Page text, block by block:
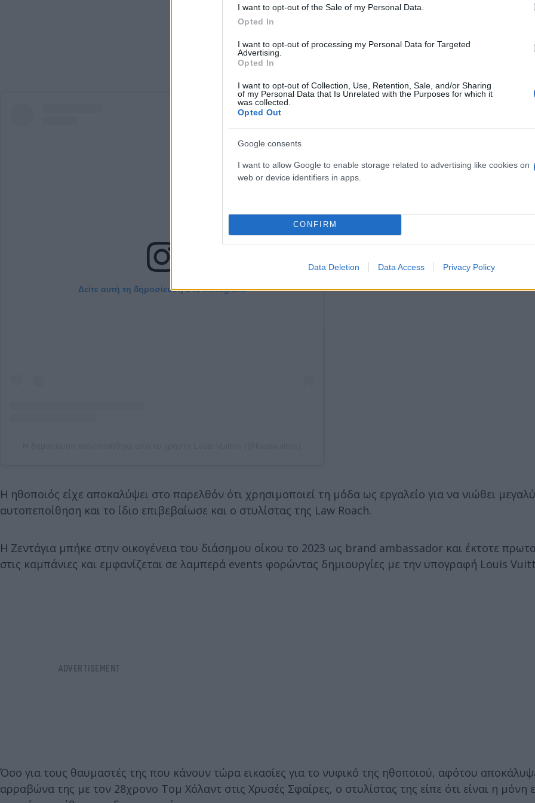
I want to opt-out of the Sale of my Personal Data.
Opted In
I want to opt-out of processing my Personal Data for Targeted
Advertising.
Opted In
I want to opt-out of Collection, Use, Retention, Sale, and/or Sharing
of my Personal Data that Is Unrelated with the Purposes for which it
was collected.
Opted Out
Google consents
I want to allow Google to enable storage related to advertising like cookies on
web or device identifiers in apps.
CONFIRM
Data Deletion Data Access Privacy Policy
Δείτε αυτή τη δημοσίευση στο Instagram.
Η ηθοποιός είχε αποκαλύψει στο παρελθόν ότι χρησιμοποιεί τη μόδα ως εργαλείο για να νιώθει
αυτοπεποίθηση και το ίδιο επιβεβαίωσε και ο στυλίστας της Law Roach.
Η Ζεντάγια μπήκε στην οικογένεια του διάσημου οίκου το 2023 ως brand ambassador και έκτοτε
στις καμπάνιες και εμφανίζεται σε λαμπερά events φορώντας δημιουργίες με την υπογραφή Louis
Όσο για τους θαυμαστές της που κάνουν τώρα εικασίες για το νυφικό της ηθοποιού, αφότου
αρραβώνα της με τον 28χρονο Τομ Χόλαντ στις Χρυσές Σφαίρες, ο στυλίστας της είπε ότι είναι η μόνη